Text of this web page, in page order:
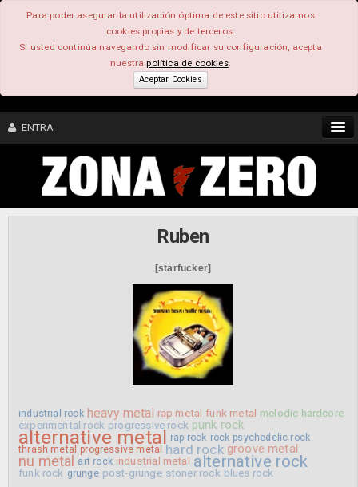
Para poder asegurar la utilización óptima de este sitio utilizamos
cookies propias y de terceros.
Si usted continúa navegando sin modificar su configuración, acepta
nuestrapolítica de cookies.
Aceptar Cookies
ENTRA
CONTENIDO
Ruben
[starfucker]
industrial rock heavy metal rap metal funk metal melodic hardcore
experimental rock progressive rock punk rock
alternative metal rap-rock rock psychedelic rock
thrash metal
progressive metal hard rock groove metal
nu metal art rock industrial metal alternative rock
funk rock grunge post-grunge stoner rock blues rock